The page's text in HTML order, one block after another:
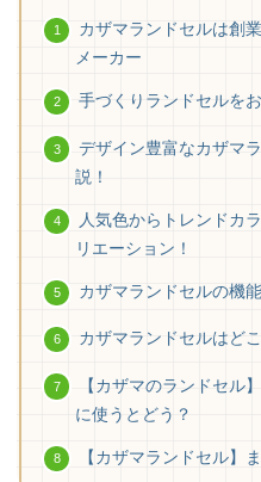
カザマランドセルは創
メーカー
手づくりランドセルを
デザイン豊富なカザマ
説！
人気色からトレンドカ
リエーション！
カザマランドセルの機
カザマランドセルはど
【カザマのランドセル
に使うとどう？
【カザマランドセル】